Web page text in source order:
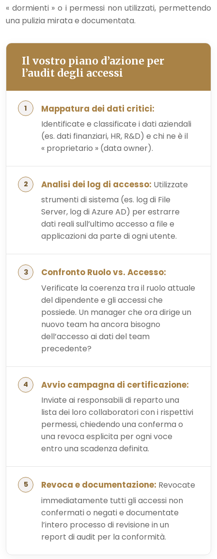
« dormienti » o i permessi non utilizzati, permettendo
una pulizia mirata e documentata.
Il vostro piano d’azione per
l’audit degli accessi
Mappatura dei dati critici:
Identificate e classificate i dati aziendali
(es. dati finanziari, HR, R&D) e chi ne è il
« proprietario » (data owner).
Analisi dei log di accesso: Utilizzate
strumenti di sistema (es. log di File
Server, log di Azure AD) per estrarre
dati reali sull’ultimo accesso a file e
applicazioni da parte di ogni utente.
Confronto Ruolo vs. Accesso:
Verificate la coerenza tra il ruolo attuale
del dipendente e gli accessi che
possiede. Un manager che ora dirige un
nuovo team ha ancora bisogno
dell’accesso ai dati del team
precedente?
Avvio campagna di certificazione:
Inviate ai responsabili di reparto una
lista dei loro collaboratori con i rispettivi
permessi, chiedendo una conferma o
una revoca esplicita per ogni voce
entro una scadenza definita.
Revoca e documentazione: Revocate
immediatamente tutti gli accessi non
confermati o negati e documentate
l’intero processo di revisione in un
report di audit per la conformità.